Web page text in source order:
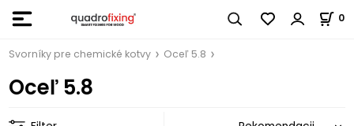
0
Svorníky pre chemické kotvy Oceľ 5.8
Oceľ 5.8